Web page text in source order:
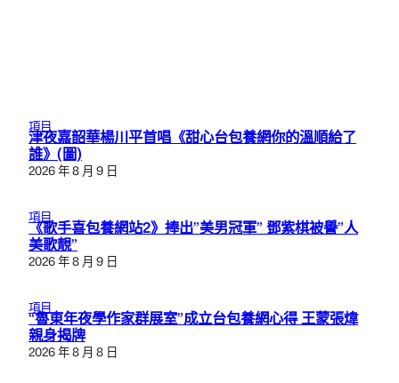
項目
津夜嘉韶華楊川平首唱《甜心台包養網你的溫順給了
誰》(圖)
2026 年 8 月 9 日
項目
《歌手喜包養網站2》捧出”美男冠軍” 鄧紫棋被譽”人
美歌靚”
2026 年 8 月 9 日
項目
“魯東年夜學作家群展室”成立台包養網心得 王蒙張煒
親身揭牌
2026 年 8 月 8 日